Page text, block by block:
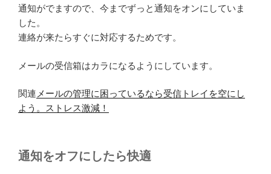
通知がでますので、今までずっと通知をオンにしていま
した。
連絡が来たらすぐに対応するためです。
メールの受信箱はカラになるようにしています。
関連 メールの管理に困っているなら受信トレイを空にし
よう。ストレス激減！
通知をオフにしたら快適